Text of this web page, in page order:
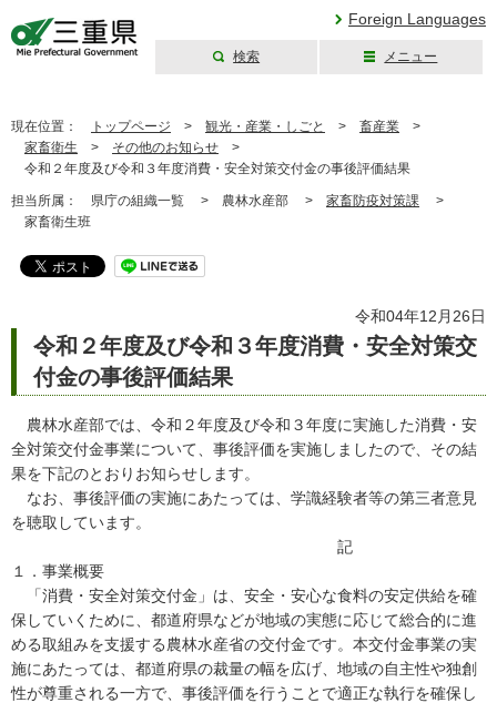
Foreign Languages
検索 メニュー
現在位置： トップページ > 観光・産業・しごと > 畜産業 >
家畜衛生 > その他のお知らせ >
令和２年度及び令和３年度消費・安全対策交付金の事後評価結果
担当所属： 県庁の組織一覧 > 農林水産部 > 家畜防疫対策課 >
家畜衛生班
令和04年12月26日
令和２年度及び令和３年度消費・安全対策交
付金の事後評価結果
農林水産部では、令和２年度及び令和３年度に実施した消費・安
全対策交付金事業について、事後評価を実施しましたので、その結
果を下記のとおりお知らせします。
なお、事後評価の実施にあたっては、学識経験者等の第三者意見
を聴取しています。
記
１．事業概要
「消費・安全対策交付金」は、安全・安心な食料の安定供給を確
保していくために、都道府県などが地域の実態に応じて総合的に進
める取組みを支援する農林水産省の交付金です。本交付金事業の実
施にあたっては、都道府県の裁量の幅を広げ、地域の自主性や独創
性が尊重される一方で、事後評価を行うことで適正な執行を確保し